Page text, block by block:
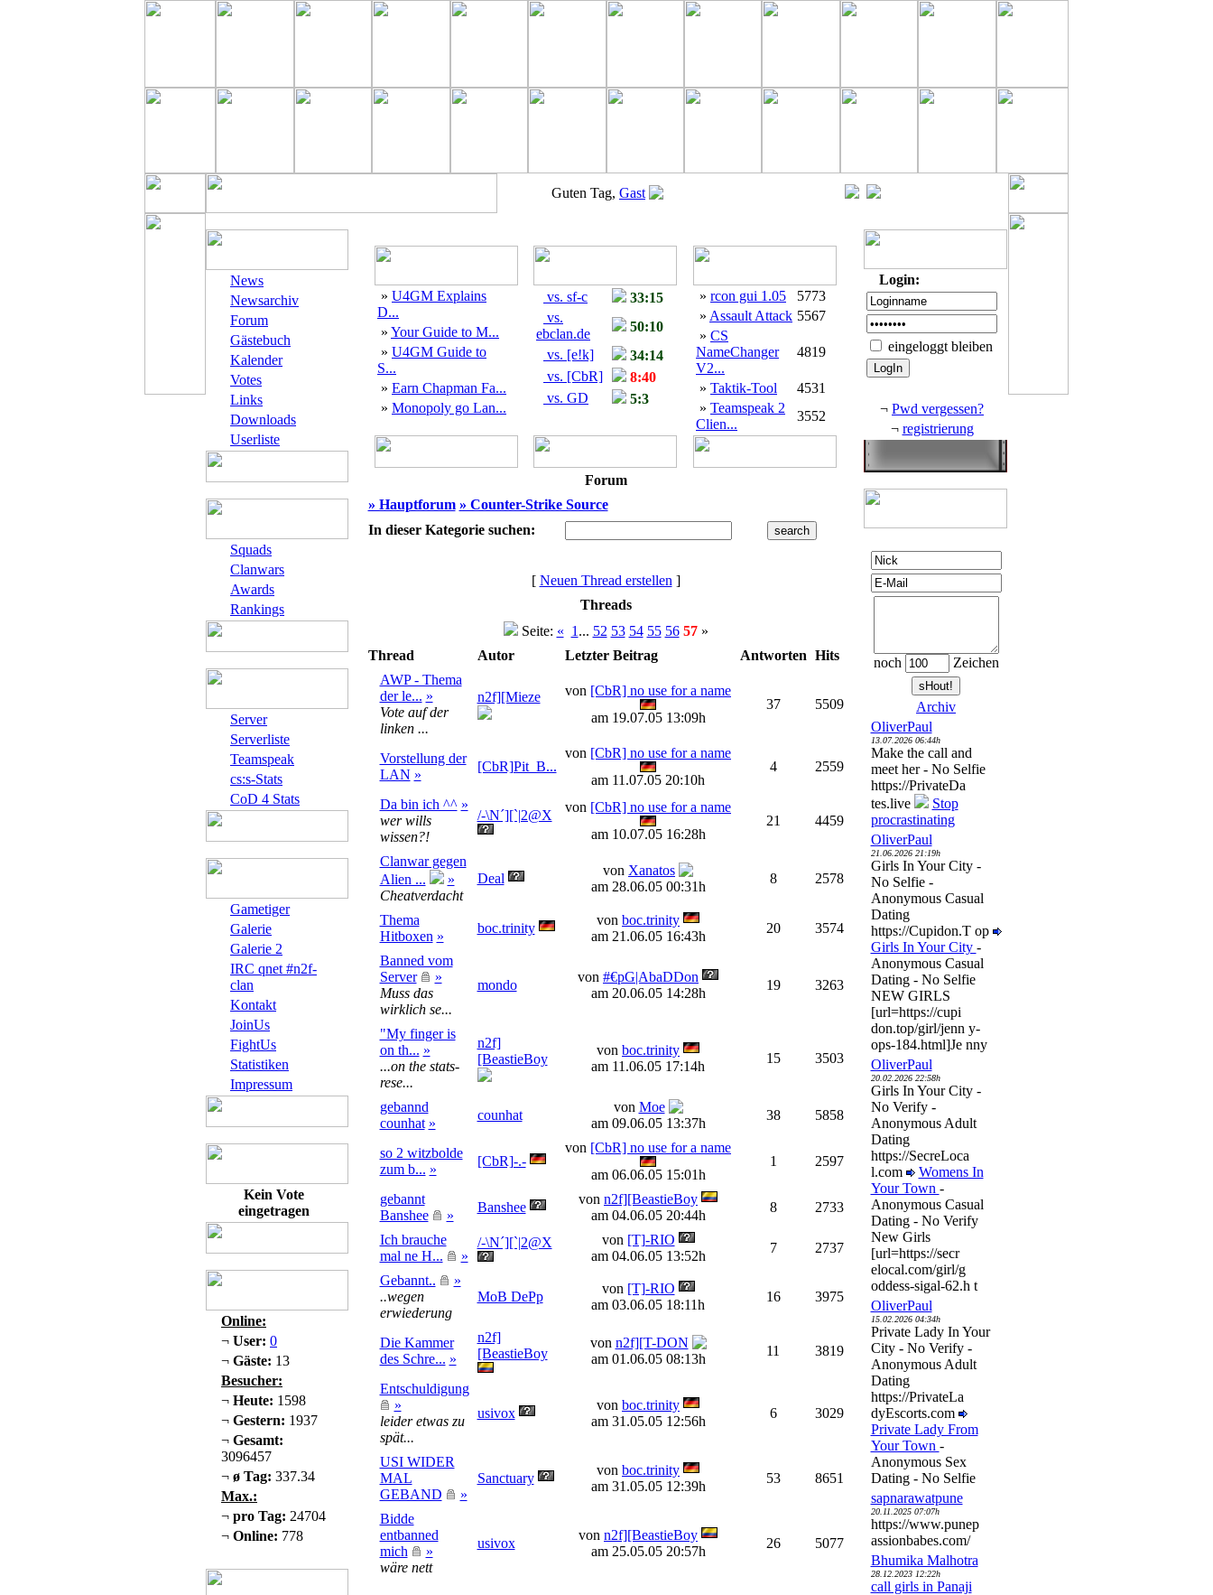
Guten Tag, Gast
News
Newsarchiv
Forum
Gästebuch
Kalender
Votes
Links
Downloads
Userliste
Squads
Clanwars
Awards
Rankings
Server
Serverliste
Teamspeak
cs:s-Stats
CoD 4 Stats
Gametiger
Galerie
Galerie 2
IRC qnet #n2f-
clan
Kontakt
JoinUs
FightUs
Statistiken
Impressum
Kein Vote
eingetragen
Online:
¬ User: 0
¬ Gäste: 13
Besucher:
¬ Heute: 1598
¬ Gestern: 1937
¬ Gesamt:
3096457
¬ ø Tag: 337.34
Max.:
¬ pro Tag: 24704
¬ Online: 778
» U4GM Explains
D...
» Your Guide to M...
» U4GM Guide to
S...
» Earn Chapman Fa...
» Monopoly go Lan...
vs. sf-c
33:15
vs.
ebclan.de
50:10
vs. [e!k]
34:14
vs. [CbR]
8:40
vs. GD
5:3
» rcon gui 1.05
5773
» Assault Attack 5567
» CS
NameChanger
V2...
4819
» Taktik-Tool
4531
» Teamspeak 2
Clien...
3552
Forum
» Hauptforum » Counter-Strike Source
In dieser Kategorie suchen:
[ Neuen Thread erstellen ]
Threads
Seite: « 1 ... 52 53 54 55 56 57»
Thread
Autor Letzter Beitrag Antworten Hits
AWP - Thema
der le... »
Vote auf der
linken ...
n2f][Mieze von [CbR] no use for a name
am 19.07.05 13:09h
37 5509
Vorstellung der
LAN »
[CbR]Pit_B...
von [CbR] no use for a name
am 11.07.05 20:10h
4 2559
Da bin ich ^^ »
wer wills
wissen?!
/-\N´][`|2@X
von [CbR] no use for a name
am 10.07.05 16:28h
21 4459
Clanwar gegen
Alien ...
»
Cheatverdacht
Deal
von Xanatos
am 28.06.05 00:31h
8 2578
Thema
Hitboxen »
boc.trinity
von boc.trinity
am 21.06.05 16:43h
20 3574
Banned vom
Server
»
Muss das
wirklich se...
mondo
von #€pG|AbaDDon
am 20.06.05 14:28h
19 3263
"My finger is
on th... »
...on the stats-
rese...
n2f]
[BeastieBoy
von boc.trinity
am 11.06.05 17:14h
15 3503
gebannd
counhat »
counhat
von Moe
am 09.06.05 13:37h
38 5858
so 2 witzbolde
zum b... »
[CbR]-.-
von [CbR] no use for a name
am 06.06.05 15:01h
1 2597
gebannt
Banshee
»
Banshee
von n2f][BeastieBoy
am 04.06.05 20:44h
8 2733
Ich brauche
mal ne H...
»
/-\N´][`|2@X von [T]-RIO
am 04.06.05 13:52h
7 2737
Gebannt..
»
..wegen
erwiederung
MoB DePp
von [T]-RIO
am 03.06.05 18:11h
16 3975
Die Kammer
des Schre... »
n2f]
[BeastieBoy
von n2f][T-DON
am 01.06.05 08:13h
11 3819
Entschuldigung
»
leider etwas zu
spät...
usivox
von boc.trinity
am 31.05.05 12:56h
6 3029
USI WIDER
MAL
GEBAND
»
Sanctuary
von boc.trinity
am 31.05.05 12:39h
53 8651
Bidde
entbanned
mich
»
wäre nett
usivox
von n2f][BeastieBoy
am 25.05.05 20:57h
26 5077
Login:
eingeloggt bleiben
¬ Pwd vergessen?
¬ registrierung
noch Zeichen
Archiv
OliverPaul
13.07.2026 06:44h
Make the call and
meet her - No Selfie
https://PrivateDa
tes.live
Stop
procrastinating
OliverPaul
21.06.2026 21:19h
Girls In Your City -
No Selfie -
Anonymous Casual
Dating
https://Cupidon.T op
Girls In Your City -
Anonymous Casual
Dating - No Selfie
NEW GIRLS
[url=https://cupi
don.top/girl/jenn y-
ops-184.html]Je nny
OliverPaul
20.02.2026 22:58h
Girls In Your City -
No Verify -
Anonymous Adult
Dating
https://SecreLoca
l.com
Womens In
Your Town -
Anonymous Casual
Dating - No Verify
New Girls
[url=https://secr
elocal.com/girl/g
oddess-sigal-62.h t
OliverPaul
15.02.2026 04:34h
Private Lady In Your
City - No Verify -
Anonymous Adult
Dating
https://PrivateLa
dyEscorts.com
Private Lady From
Your Town -
Anonymous Sex
Dating - No Selfie
sapnarawatpune
20.11.2025 07:07h
https://www.punep
assionbabes.com/
Bhumika Malhotra
28.12.2023 12:22h
call girls in Panaji